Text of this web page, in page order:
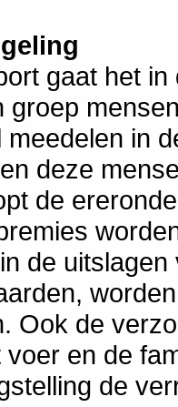
gaat het
groep
in
deze
de
de
Ook de
en de
de